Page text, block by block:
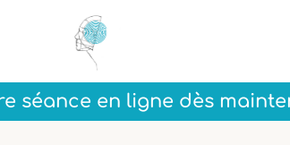
séance en ligne dès